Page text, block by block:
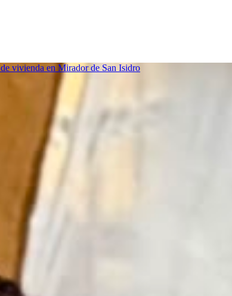
vivienda en Mirador de San Isidro